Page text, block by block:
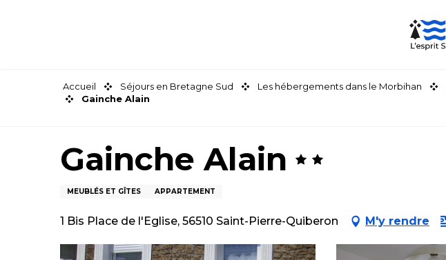
Accueil Séjours en Bretagne Sud Les hébergements dans le Morbihan
Gainche Alain
Gainche Alain
MEUBLÉS ET GÎTES APPARTEMENT
1 Bis Place de l'Eglise, 56510 Saint-Pierre-Quiberon M'y rendre